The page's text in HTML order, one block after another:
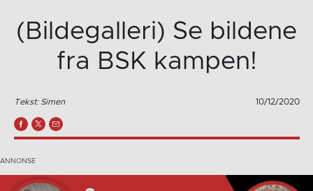
(Bildegalleri) Se bildene
fra BSK kampen!
Tekst: Simen 10/12/2020